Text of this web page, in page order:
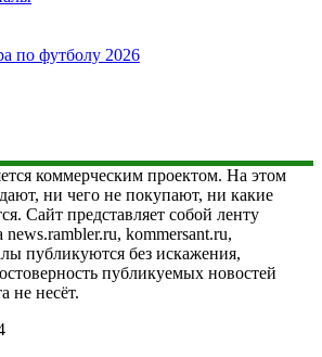
по футболу 2026
коммерческим проектом. На этом
ни чего не покупают, ни какие
Сайт представляет собой ленту
news.rambler.ru, kommersant.ru,
публикуются без искажения,
публикуемых новостей
не несёт.